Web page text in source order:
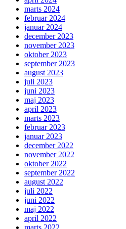
marts 2024
februar 2024
januar 2024
december 2023
november 2023
oktober 2023
september 2023
august 2023
juli 2023
juni 2023
maj 2023
april 2023
marts 2023
februar 2023
januar 2023
december 2022
november 2022
oktober 2022
september 2022
august 2022
juli 2022
juni 2022
maj 2022
april 2022